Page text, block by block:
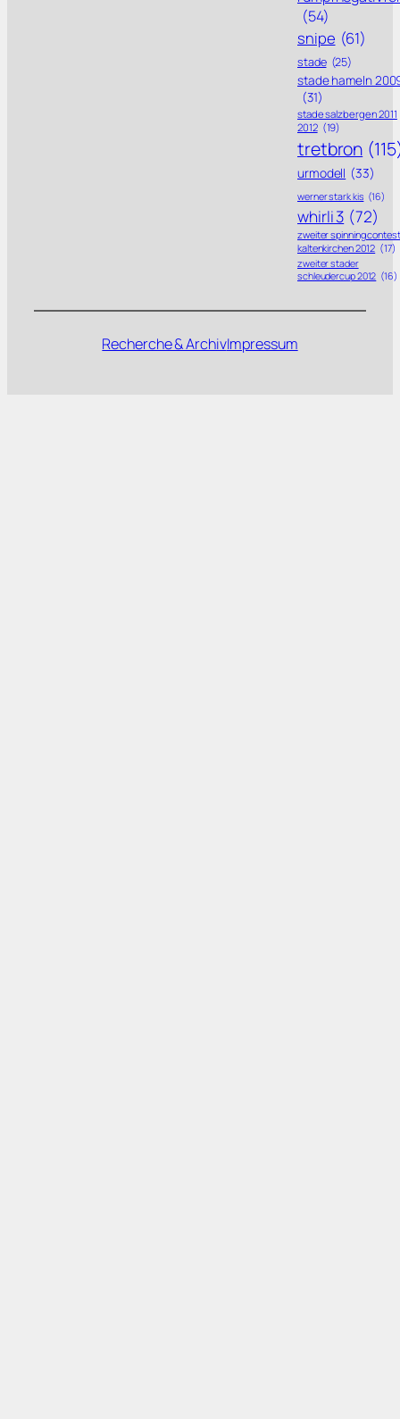
(54)
snipe (61)
stade (25)
stade hameln
(31)
stade salzbergen 2011
2012 (19)
tretbron
urmodell (33)
werner stark kis (16)
whirli 3 (72)
zweiter spinning contest
kaltenkirchen 2012 (17)
zweiter stader
schleudercup 2012 (16)
Recherche & ArchivImpressum